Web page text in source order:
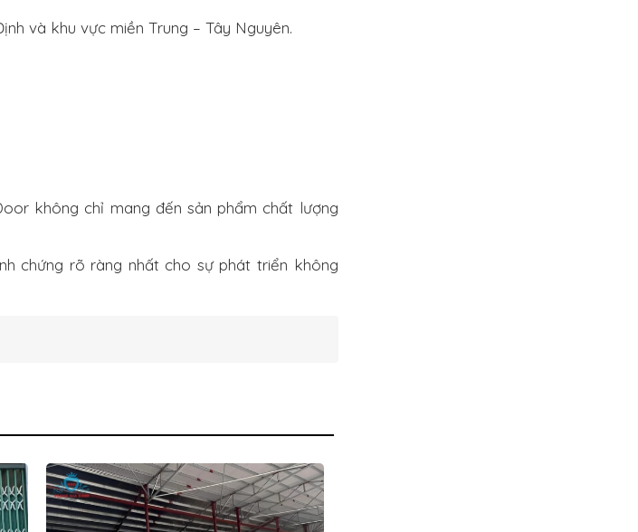
và khu vực miền Trung – Tây Nguyên.
không chỉ mang đến sản phẩm chất lượng
chứng rõ ràng nhất cho sự phát triển không